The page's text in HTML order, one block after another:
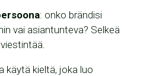
: onko brändisi
vai asiantunteva? Selkeä
käytä kieltä, joka luo